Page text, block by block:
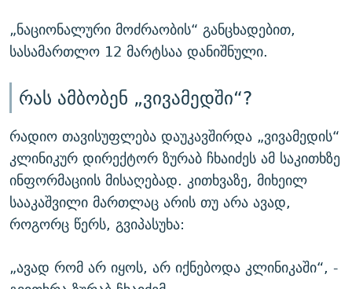
„ნაციონალური მოძრაობის“ განცხადებით,
სასამართლო 12 მარტსაა დანიშნული.
რას ამბობენ „ვივამედში“?
რადიო თავისუფლება დაუკავშირდა „ვივამედის“
კლინიკურ დირექტორ ზურაბ ჩხაიძეს ამ საკითხზე
ინფორმაციის მისაღებად. კითხვაზე, მიხეილ
სააკაშვილი მართლაც არის თუ არა ავად,
როგორც წერს, გვიპასუხა:
„ავად რომ არ იყოს, არ იქნებოდა კლინიკაში“, -